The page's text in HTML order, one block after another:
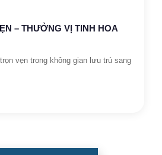
– THƯỞNG VỊ TINH HOA
vẹn trong không gian lưu trú sang